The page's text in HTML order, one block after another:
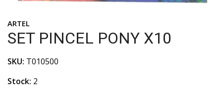
ARTEL
SET PINCEL PONY X10
SKU: T010500
Stock: 2